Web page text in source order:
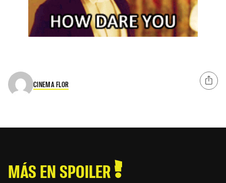
CINEMA FLOR
MÁS EN SPOILER